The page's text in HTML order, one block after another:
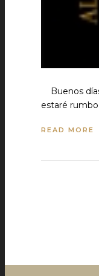
Buenos
estaré
READ MORE